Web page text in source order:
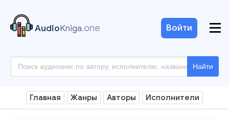
AudioKniga.one
Найти
Войти
Главная Жанры Авторы Исполнители